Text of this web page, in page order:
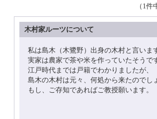
（1件
木村家ルーツについて
私は島木（木鷺野）出身の木村と言いま
実家は農家で茶や米を作っていたそうで
江戸時代までは戸籍でわかりましたが、
島木の木村は元々、何処から来たのでし
もし、ご存知であればご教授願います。